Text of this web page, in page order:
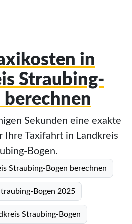
in
Straubing-
berechnen
Sekunden eine exakte
Ihre Taxifahrt in Landkreis
Bogen.
Straubing-Bogen berechnen
Bogen 2025
Straubing-Bogen